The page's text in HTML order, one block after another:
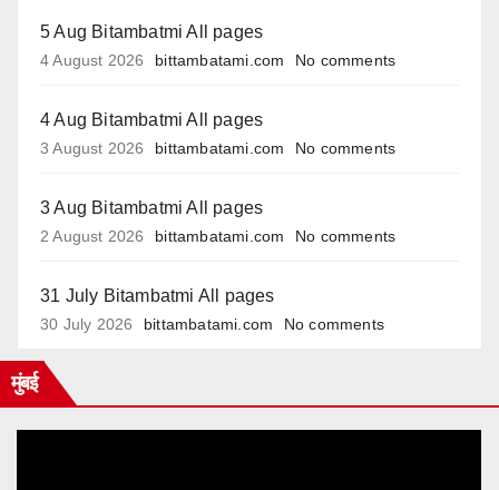
5 Aug Bitambatmi All pages
4 August 2026 bittambatami.com No comments
4 Aug Bitambatmi All pages
3 August 2026 bittambatami.com No comments
3 Aug Bitambatmi All pages
2 August 2026 bittambatami.com No comments
31 July Bitambatmi All pages
30 July 2026 bittambatami.com No comments
मुंबई